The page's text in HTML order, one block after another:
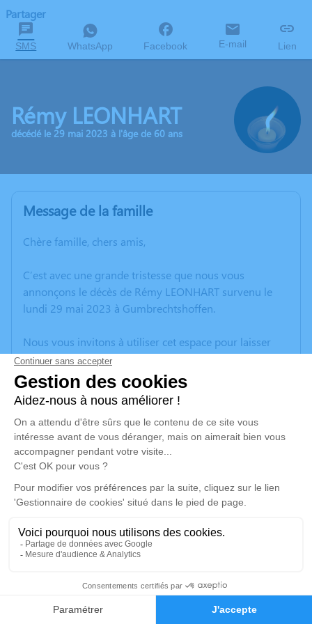
Faire-part Hommages
Partager
SMS WhatsApp Facebook E-mail Lien
Rémy LEONHART
décédé le 29 mai 2023 à l'âge de 60 ans
Message de la famille
Chère famille, chers amis,
C’est avec une grande tristesse que nous vous
annonçons le décès de Rémy LEONHART survenu le
lundi 29 mai 2023 à Gumbrechtshoffen.
Nous vous invitons à utiliser cet espace pour laisser
vos condoléances, partager des photos souvenirs, une
anecdote ou exprimer vos pensées à travers des
poèmes ou des textes. Cet endroit est un lieu
d'expression dédié à honorer la mémoire de Rémy
LEONHART.
Un service de plantation d’arbre hommage est
disponible ici
Cérémonie religieuse
Église Protestante d'Uhrwiller
67350 Uhrwiller